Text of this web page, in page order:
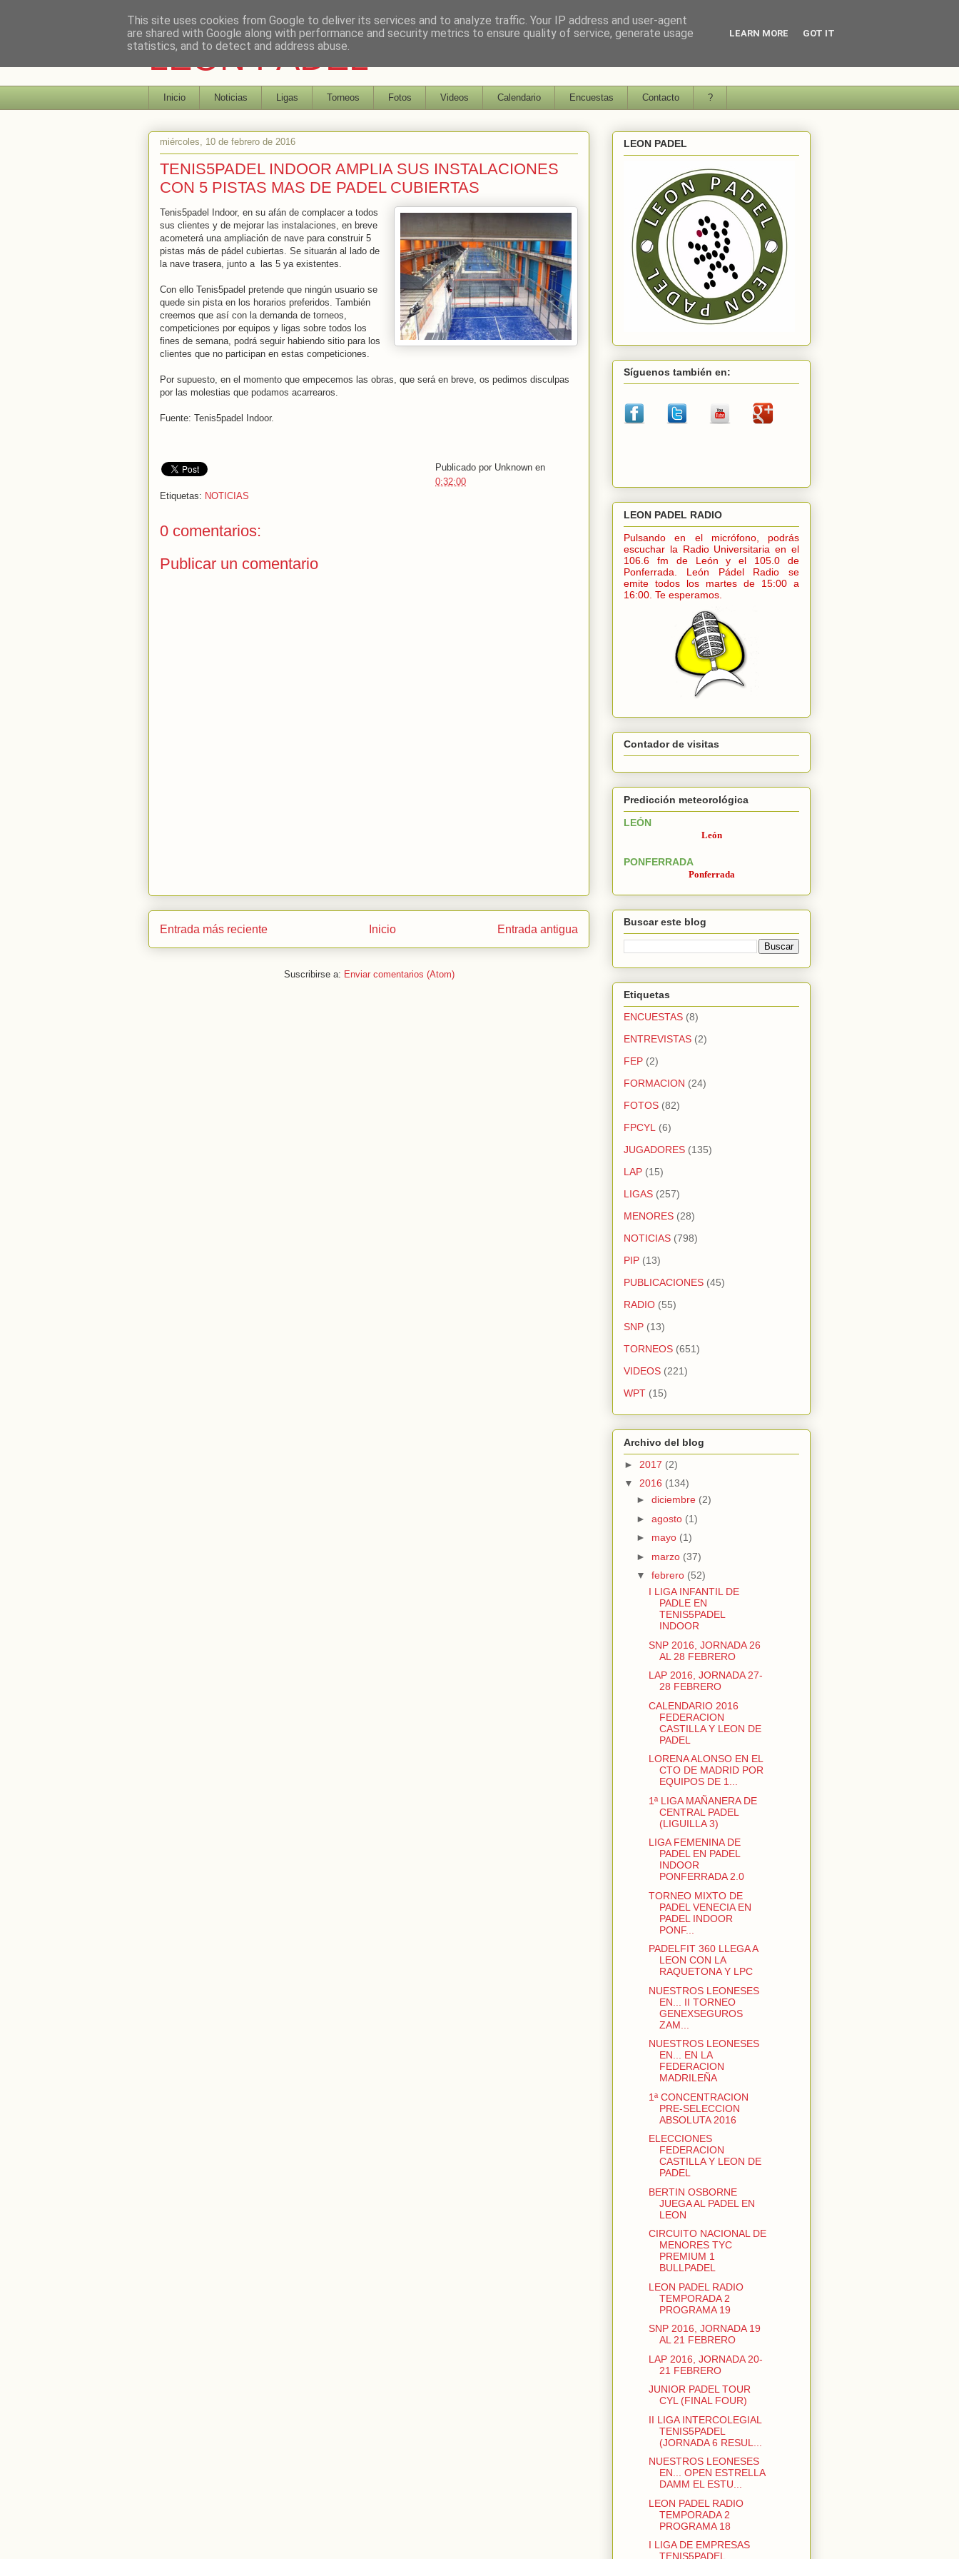
LEON PADEL
Inicio Noticias Ligas Torneos Fotos Videos Calendario Encuestas Contacto ?
miércoles, 10 de febrero de 2016
TENIS5PADEL INDOOR AMPLIA SUS INSTALACIONES
CON 5 PISTAS MAS DE PADEL CUBIERTAS
Tenis5padel Indoor, en su afán de complacer a todos
sus clientes y de mejorar las instalaciones, en breve
acometerá una ampliación de nave para construir 5
pistas más de pádel cubiertas. Se situarán al lado de
la nave trasera, junto a las 5 ya existentes.
Con ello Tenis5padel pretende que ningún usuario se
quede sin pista en los horarios preferidos. También
creemos que así con la demanda de torneos,
competiciones por equipos y ligas sobre todos los
fines de semana, podrá seguir habiendo sitio para los
clientes que no participan en estas competiciones.
Por supuesto, en el momento que empecemos las obras, que será en breve, os pedimos disculpas
por las molestias que podamos acarrearos.
Fuente: Tenis5padel Indoor.
Publicado por Unknown en
0:32:00
Etiquetas: NOTICIAS
0 comentarios:
Publicar un comentario
Entrada más reciente Entrada antigua
Inicio
Suscribirse a: Enviar comentarios (Atom)
LEON PADEL
Síguenos también en:
LEON PADEL RADIO
Pulsando en el micrófono, podrás
escuchar la Radio Universitaria en el
106.6 fm de León y el 105.0 de
Ponferrada. León Pádel Radio se
emite todos los martes de 15:00 a
16:00. Te esperamos.
Contador de visitas
Predicción meteorológica
LEÓN
León
PONFERRADA
Ponferrada
Buscar este blog
Etiquetas
ENCUESTAS (8)
ENTREVISTAS (2)
FEP (2)
FORMACION (24)
FOTOS (82)
FPCYL (6)
JUGADORES (135)
LAP (15)
LIGAS (257)
MENORES (28)
NOTICIAS (798)
PIP (13)
PUBLICACIONES (45)
RADIO (55)
SNP (13)
TORNEOS (651)
VIDEOS (221)
WPT (15)
Archivo del blog
► 2017 (2)
▼ 2016 (134)
► diciembre (2)
► agosto (1)
► mayo (1)
► marzo (37)
▼ febrero (52)
I LIGA INFANTIL DE
PADLE EN
TENIS5PADEL
INDOOR
SNP 2016, JORNADA 26
AL 28 FEBRERO
LAP 2016, JORNADA 27-
28 FEBRERO
CALENDARIO 2016
FEDERACION
CASTILLA Y LEON DE
PADEL
LORENA ALONSO EN EL
CTO DE MADRID POR
EQUIPOS DE 1...
1ª LIGA MAÑANERA DE
CENTRAL PADEL
(LIGUILLA 3)
LIGA FEMENINA DE
PADEL EN PADEL
INDOOR
PONFERRADA 2.0
TORNEO MIXTO DE
PADEL VENECIA EN
PADEL INDOOR
PONF...
PADELFIT 360 LLEGA A
LEON CON LA
RAQUETONA Y LPC
NUESTROS LEONESES
EN... II TORNEO
GENEXSEGUROS
ZAM...
NUESTROS LEONESES
EN... EN LA
FEDERACION
MADRILEÑA
1ª CONCENTRACION
PRE-SELECCION
ABSOLUTA 2016
ELECCIONES
FEDERACION
CASTILLA Y LEON DE
PADEL
BERTIN OSBORNE
JUEGA AL PADEL EN
LEON
CIRCUITO NACIONAL DE
MENORES TYC
PREMIUM 1
BULLPADEL
LEON PADEL RADIO
TEMPORADA 2
PROGRAMA 19
SNP 2016, JORNADA 19
AL 21 FEBRERO
LAP 2016, JORNADA 20-
21 FEBRERO
JUNIOR PADEL TOUR
CYL (FINAL FOUR)
II LIGA INTERCOLEGIAL
TENIS5PADEL
(JORNADA 6 RESUL...
NUESTROS LEONESES
EN... OPEN ESTRELLA
DAMM EL ESTU...
LEON PADEL RADIO
TEMPORADA 2
PROGRAMA 18
I LIGA DE EMPRESAS
TENIS5PADEL
This site uses cookies from Google to deliver its services and to analyze traffic. Your IP address and user-agent
are shared with Google along with performance and security metrics to ensure quality of service, generate usage
statistics, and to detect and address abuse.
LEARN MORE GOT IT